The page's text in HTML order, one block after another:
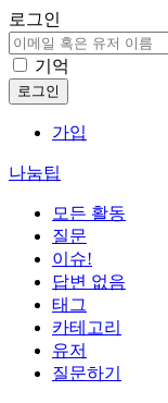
로그인
기억
가입
나눔팁
모든 활동
질문
이슈!
답변 없음
태그
카테고리
유저
질문하기